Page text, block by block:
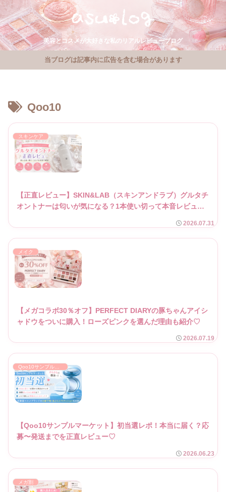
美容とコスメが大好きな私のリアルレビューブログ
当ブログは記事内に広告を含む場合があります
Qoo10
スキンケア
【正直レビュー】SKIN&LAB（スキンアンドラブ）グルタチ
オントナーは匂いが気になる？1本使い切って本音レビュ
2026.07.31
メイク
【メガコラボ30％オフ】PERFECT DIARYの豚ちゃんアイシ
ャドウをついに購入！ローズピンクを選んだ理由も紹介♡
2026.07.19
Qoo10サンプルマーケット
【Qoo10サンプルマーケット】初当選レポ！本当に届く？応
募〜発送までを正直レビュー♡
2026.06.23
メガ割